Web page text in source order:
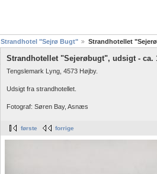
Strandhotel "Sejrø Bugt" Strandhotellet
Strandhotellet "Sejerøbugt", udsigt - ca.
Tengslemark Lyng, 4573 Højby.
Udsigt fra strandhotellet.
Fotograf: Søren Bay, Asnæs
første forrige